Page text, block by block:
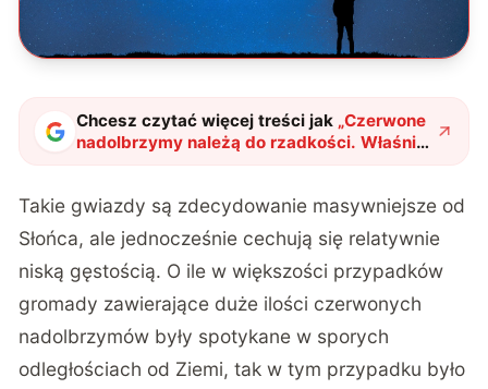
Chcesz czytać więcej treści jak „Czerwone
nadolbrzymy należą do rzadkości. Właśnie
udało się je zaobserwować"?
Takie gwiazdy są zdecydowanie masywniejsze od
Słońca, ale jednocześnie cechują się relatywnie
niską gęstością. O ile w większości przypadków
gromady zawierające duże ilości czerwonych
nadolbrzymów były spotykane w sporych
odległościach od Ziemi, tak w tym przypadku było